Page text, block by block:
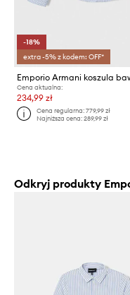
-18%
extra -5% z kodem: OFF*
Cena aktualna:
234,99 zł
Cena regularna:779,99 zł
Najniższa cena:289,99 zł
Odkryj produkty